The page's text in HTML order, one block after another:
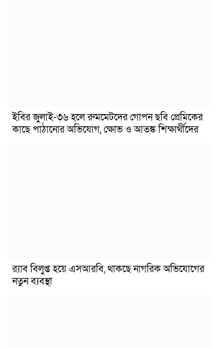
ইবির জুলাই-৩৬ হলে রুমমেটদের গোপন ছবি প্রেমিকের
কাছে পাঠানোর অভিযোগ, ক্ষোভ ও আতঙ্ক শিক্ষার্থীদের
র‍্যাব বিলুপ্ত হয়ে এসআরবি, থাকছে নাগরিক অভিযোগের
নতুন ব্যবস্থা